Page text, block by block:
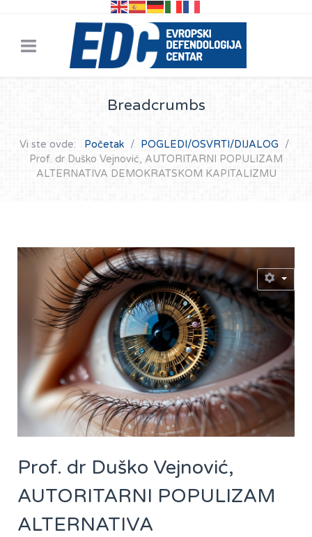
Breadcrumbs
Vi ste ovde: Početak
POGLEDI/OSVRTI/DIJALOG
Prof. dr Duško Vejnović, AUTORITARNI POPULIZAM
ALTERNATIVA DEMOKRATSKOM KAPITALIZMU
Prof. dr Duško Vejnović,
AUTORITARNI POPULIZAM
ALTERNATIVA